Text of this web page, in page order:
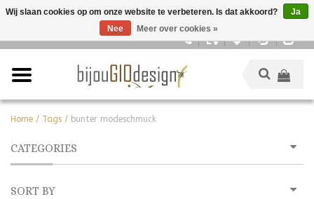
Home / Tags / bunter modeschmuck
CATEGORIES
SORT BY
Wij slaan cookies op om onze website te verbeteren. Is dat akkoord?
Ja
Nee
Meer over cookies »